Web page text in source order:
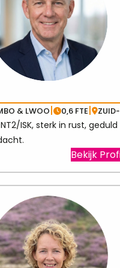
& LWOO| 0,6 FTE|
ISK, sterk in rust, geduld
Bekijk